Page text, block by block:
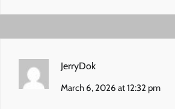
JerryDok
March 6, 2026 at 12:32 pm